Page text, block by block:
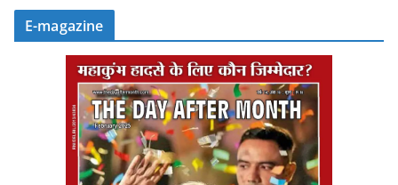
E-magazine